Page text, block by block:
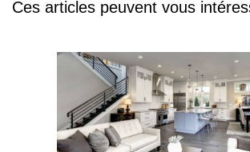
Aide Installation Pompe à
Mans (72)
Aide isolation combles au
Diagnostic énergétique au
Pose de porte au Mans (72)
Ces articles peuvent vous